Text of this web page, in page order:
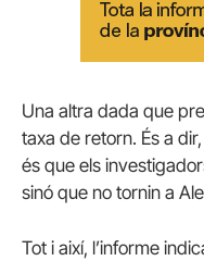
Una altra dada que
taxa de retorn. És a
és que els
sinó que no tornin a
Tot i així, l’informe